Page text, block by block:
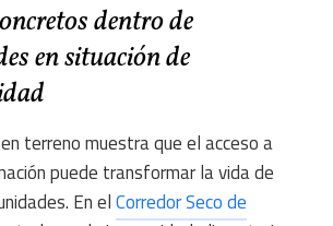
dentro de
en situación de
terreno muestra que el acceso a
puede transformar la vida de
En elCorredor Seco de